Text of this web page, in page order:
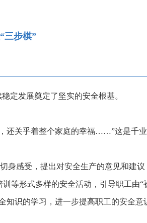
三步棋”
定发展奠定了坚实的安全根基。
还关乎着整个家庭的幸福……”这是千
身感受，提出对安全生产的意见和建
等形式多样的安全活动，引导职工由“
知识的学习，进一步提高职工的安全意